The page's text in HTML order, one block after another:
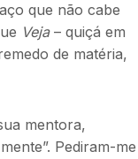
que não cabe
Veja– quiçá em
de matéria,
mentora,
Pediram-me